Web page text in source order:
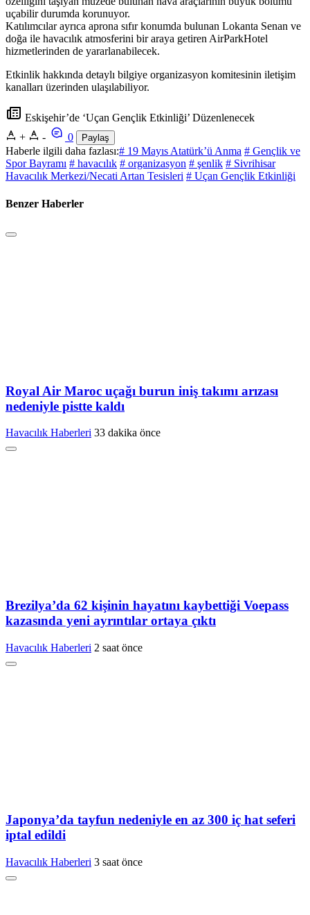
uçabilir durumda korunuyor.
Katılımcılar ayrıca aprona sıfır konumda bulunan Lokanta Senan ve
doğa ile havacılık atmosferini bir araya getiren AirParkHotel
hizmetlerinden de yararlanabilecek.
Etkinlik hakkında detaylı bilgiye organizasyon komitesinin iletişim
kanalları üzerinden ulaşılabiliyor.
Eskişehir’de ‘Uçan Gençlik Etkinliği’ Düzenlenecek
+
- 0 Paylaş
Haberle ilgili daha fazlası:# 19 Mayıs Atatürk’ü Anma # Gençlik ve
Spor Bayramı # havacılık # organizasyon # şenlik # Sivrihisar
Havacılık Merkezi/Necati Artan Tesisleri # Uçan Gençlik Etkinliği
Benzer Haberler
Royal Air Maroc uçağı burun iniş takımı arızası
nedeniyle pistte kaldı
Havacılık Haberleri 33 dakika önce
Brezilya’da 62 kişinin hayatını kaybettiği Voepass
kazasında yeni ayrıntılar ortaya çıktı
Havacılık Haberleri 2 saat önce
Japonya’da tayfun nedeniyle en az 300 iç hat seferi
iptal edildi
Havacılık Haberleri 3 saat önce